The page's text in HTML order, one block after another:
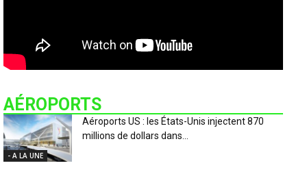
AÉROPORTS
- A LA UNE
Aéroports US : les États-Unis injectent 870
millions de dollars dans...